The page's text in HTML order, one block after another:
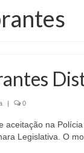
| 0
aceitação na
Legislativa. O